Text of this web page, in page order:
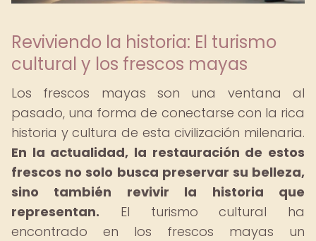
Reviviendo la historia: El turismo
cultural y los frescos mayas
Los frescos mayas son una ventana al
pasado, una forma de conectarse con la rica
historia y cultura de esta civilización milenaria.
En la actualidad, la restauración de estos
frescos no solo busca preservar su belleza,
sino también revivir la historia que
representan. El turismo cultural ha
encontrado en los frescos mayas un